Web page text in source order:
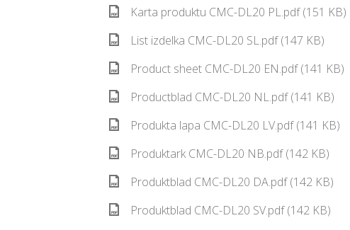
Karta produktu CMC-DL20 PL.pdf (151 KB)
List izdelka CMC-DL20 SL.pdf (147 KB)
Product sheet CMC-DL20 EN.pdf (141 KB)
Productblad CMC-DL20 NL.pdf (141 KB)
Produkta lapa CMC-DL20 LV.pdf (141 KB)
Produktark CMC-DL20 NB.pdf (142 KB)
Produktblad CMC-DL20 DA.pdf (142 KB)
Produktblad CMC-DL20 SV.pdf (142 KB)